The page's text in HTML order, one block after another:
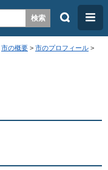
検
メ
ニ
ュ
市の概要 > 市のプロフィール >